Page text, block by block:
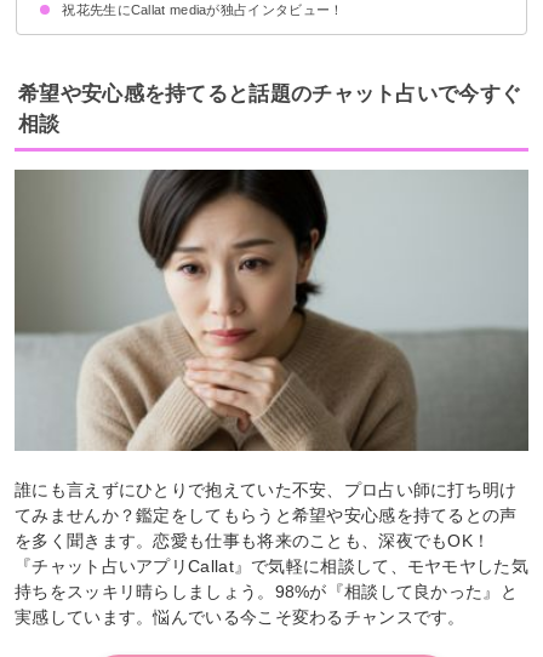
祝花先生にCallat mediaが独占インタビュー！
占い師として活動を始めたきっかけ
お客様はどんな方が多いですか？
使用する占術や鑑定の流れ・特徴を教えてください！
鑑定に際して気をつけていることや、心がけていることは何ですか？
先生が得意な相談内容は何ですか？
お客様に言われて嬉しかった言葉・心に残るエピソードについて教えてくだ
希望や安心感を持てると話題のチャット占いで今すぐ
相談
誰にも言えずにひとりで抱えていた不安、プロ占い師に打ち明け
てみませんか？鑑定をしてもらうと希望や安心感を持てるとの声
を多く聞きます。恋愛も仕事も将来のことも、深夜でもOK！
『チャット占いアプリCallat』で気軽に相談して、モヤモヤした気
持ちをスッキリ晴らしましょう。98%が『相談して良かった』と
実感しています。悩んでいる今こそ変わるチャンスです。